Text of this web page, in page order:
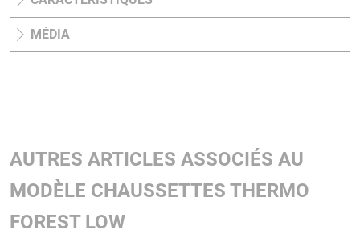
MÉDIA
AUTRES ARTICLES ASSOCIÉS AU
MODÈLE CHAUSSETTES THERMO
FOREST LOW